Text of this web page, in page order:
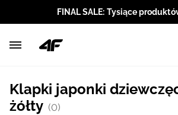
FINAL SALE: Tysiące
Klapki japonki
żółty (0)
Angielski /